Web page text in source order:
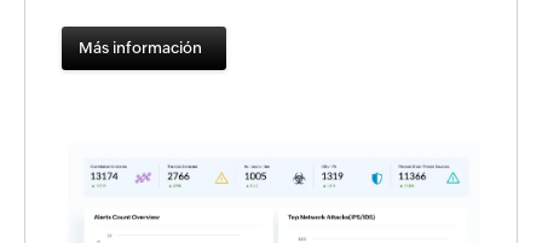
Más información